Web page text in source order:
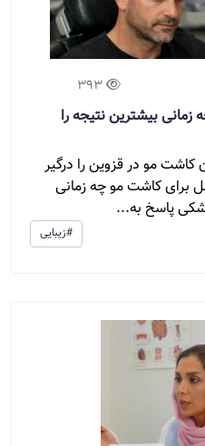
393
بیشترین نتیجه را
مو در قزوین را درگیر
برای کاشت مو چه زمانی
پاسخ به...
#زیبایی